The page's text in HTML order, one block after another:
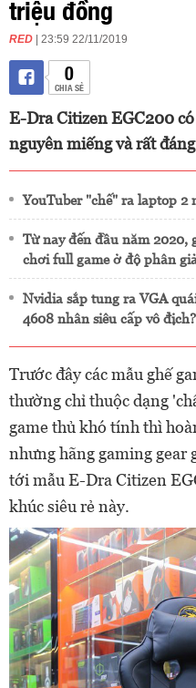
triệu đồng
RED | 23:59 22/11/2019
0
CHIA SẺ
E-Dra Citizen EGC200
nguyên miếng và rất
YouTuber "chế" ra laptop 2
Từ nay đến đầu năm 2020,
chơi full game ở độ phân
Nvidia sắp tung ra VGA
4608 nhân siêu cấp vô địch?
Trước đây các mẫu ghế
thường chỉ thuộc dạng
game thủ khó tính thì
nhưng hãng gaming gear
tới mẫu E-Dra Citizen
khúc siêu rẻ này.